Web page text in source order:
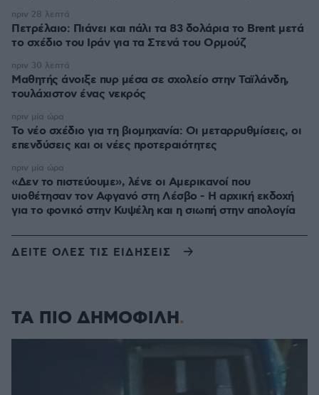
Πετρέλαιο: Πιάνει και πάλι τα 83 δολάρια το Brent μετά
το σχέδιο του Ιράν για τα Στενά του Ορμούζ
πριν 28 λεπτά
Μαθητής άνοιξε πυρ μέσα σε σχολείο στην Ταϊλάνδη,
τουλάχιστον ένας νεκρός
πριν 30 λεπτά
Το νέο σχέδιο για τη βιομηχανία: Οι μεταρρυθμίσεις, οι
επενδύσεις και οι νέες προτεραιότητες
πριν μία ώρα
«Δεν το πιστεύουμε», λένε οι Αμερικανοί που
υιοθέτησαν τον Αφγανό στη Λέσβο - Η αρχική εκδοχή
για το φονικό στην Κυψέλη και η σιωπή στην απολογία
πριν μία ώρα
ΔΕΙΤΕ ΟΛΕΣ ΤΙΣ ΕΙΔΗΣΕΙΣ
ΤΑ ΠΙΟ ΔΗΜΟΦΙΛΗ